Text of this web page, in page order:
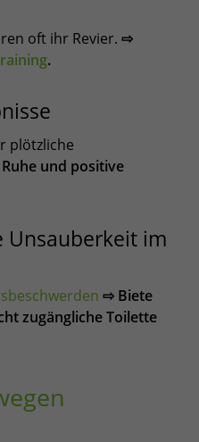
oft ihr Revier. ⇨
.
plötzliche
und positive
Unsauberkeit im
⇨ Biete
zugängliche Toilette